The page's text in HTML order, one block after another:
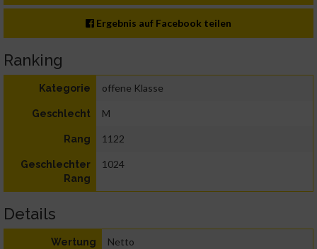
Ergebnis auf Facebook teilen
Ranking
Kategorie offene Klasse
Geschlecht M
Rang 1122
Geschlechter
Rang
1024
Details
Wertung Netto